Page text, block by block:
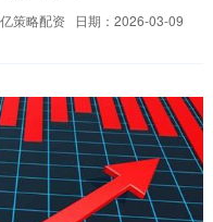
策略配资
日期：2026-03-09